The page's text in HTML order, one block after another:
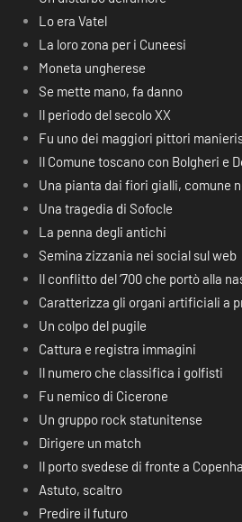
Lo era Vatel
La loro zona per i Cuneesi
Moneta ungherese
Se mette mano, fa danno
Il periodo del secolo XX
Fu uno dei maggiori pittori
Il Comune toscano con Bolgheri e
Una pianta dai fiori gialli, comune
Una tragedia di Sofocle
La penna degli antichi
Semina zizzania nei social sul web
Il conflitto del ‘700 che portò alla
Caratterizza gli organi artificiali a
Un colpo del pugile
Cattura e registra immagini
Il numero che classifica i golfisti
Fu nemico di Cicerone
Un gruppo rock statunitense
Dirigere un match
Il porto svedese di fronte a
Astuto, scaltro
Predire il futuro